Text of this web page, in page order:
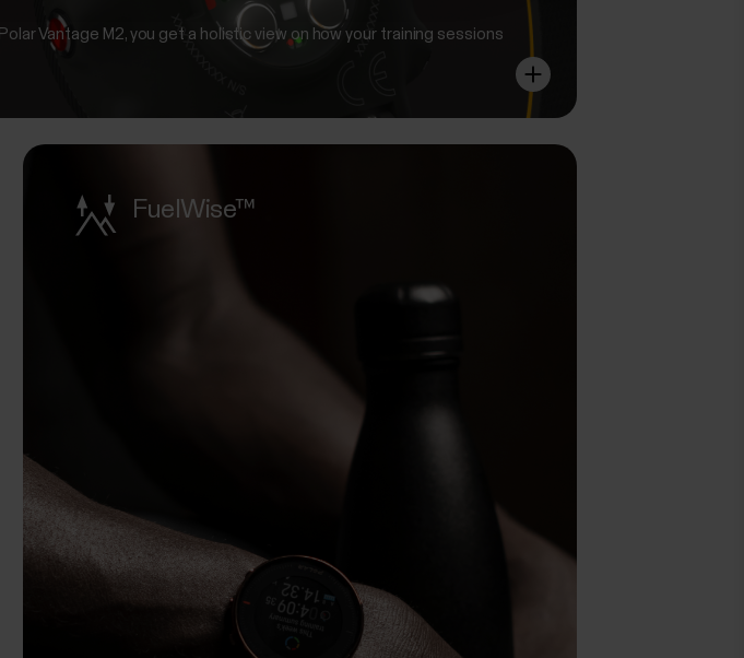
Vantage M2, you get a holistic view on how your training sessions
FuelWise™